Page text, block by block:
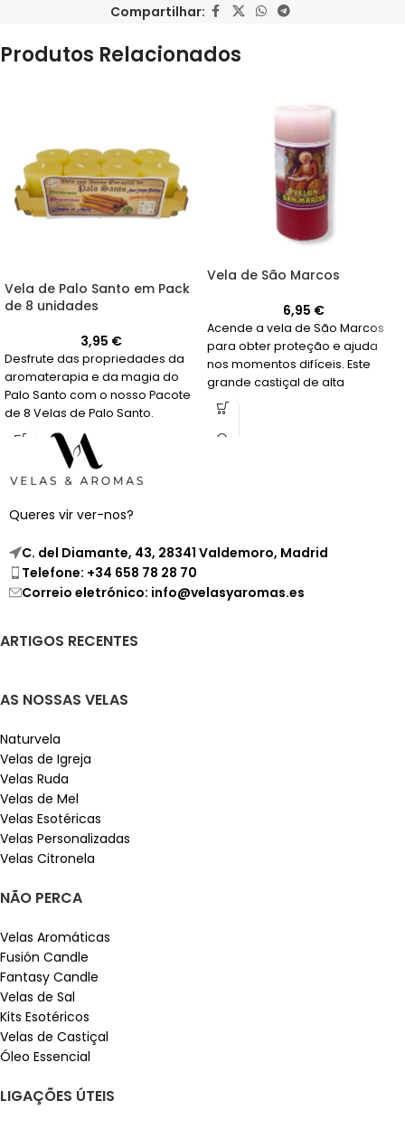
Compartilhar:
Produtos Relacionados
Vela de Palo Santo em Pack
de 8 unidades
3,95 €
Desfrute das propriedades da
aromaterapia e da magia do
Palo Santo com o nosso Pacote
de 8 Velas de Palo Santo.
Compre já!
Vela de São Marcos
6,95 €
Acende a vela de São Marcos
para obter proteção e ajuda
nos momentos difíceis. Este
grande castiçal de alta
qualidade em branco e
vermelho é ideal para aqueles
que procuram justiça em um
Queres vir ver-nos?
C. del Diamante, 43, 28341 Valdemoro, Madrid
Telefone: +34 658 78 28 70
Correio eletrónico: info@velasyaromas.es
ARTIGOS RECENTES
AS NOSSAS VELAS
Naturvela
Velas de Igreja
Velas Ruda
Velas de Mel
Velas Esotéricas
Velas Personalizadas
Velas Citronela
NÃO PERCA
Velas Aromáticas
Fusión Candle
Fantasy Candle
Velas de Sal
Kits Esotéricos
Velas de Castiçal
Óleo Essencial
LIGAÇÕES ÚTEIS